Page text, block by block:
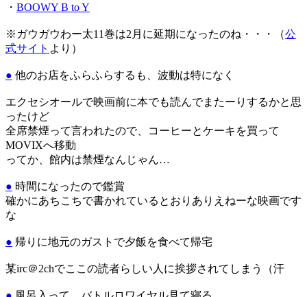
・ BOOWY B to Y
※ガウガウわー太11巻は2月に延期になったのね・・・（公
式サイト より）
● 他のお店をふらふらするも、波動は特になく
エクセシオールで映画前に本でも読んでまたーりするかと思
ったけど
全席禁煙って言われたので、コーヒーとケーキを買って
MOVIXへ移動
ってか、館内は禁煙なんじゃん…
● 時間になったので鑑賞
確かにあちこちで書かれているとおりありえねーな映画です
な
● 帰りに地元のガストで夕飯を食べて帰宅
某irc＠2chでここの読者らしい人に挨拶されてしまう（汗